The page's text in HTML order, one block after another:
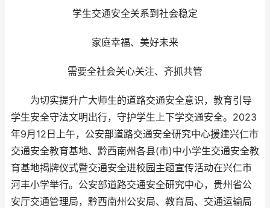
学生交通安全关系到社会稳定
家庭幸福、美好未来
需要全社会关心关注、齐抓共管
为切实提升广大师生的道路交通安全意识，教育引导
学生安全守法文明出行，守护学生上下学交通安全。2023
年9月12日上午，公安部道路交通安全研究中心援建兴仁市
交通安全教育基地、黔西南州各县(市)中小学生交通安全教
育基地揭牌仪式暨交通安全进校园主题宣传活动在兴仁市
河丰小学举行。公安部道路交通安全研究中心，贵州省公
安厅交通管理局，黔西南州公安局、教育局、交通运输局